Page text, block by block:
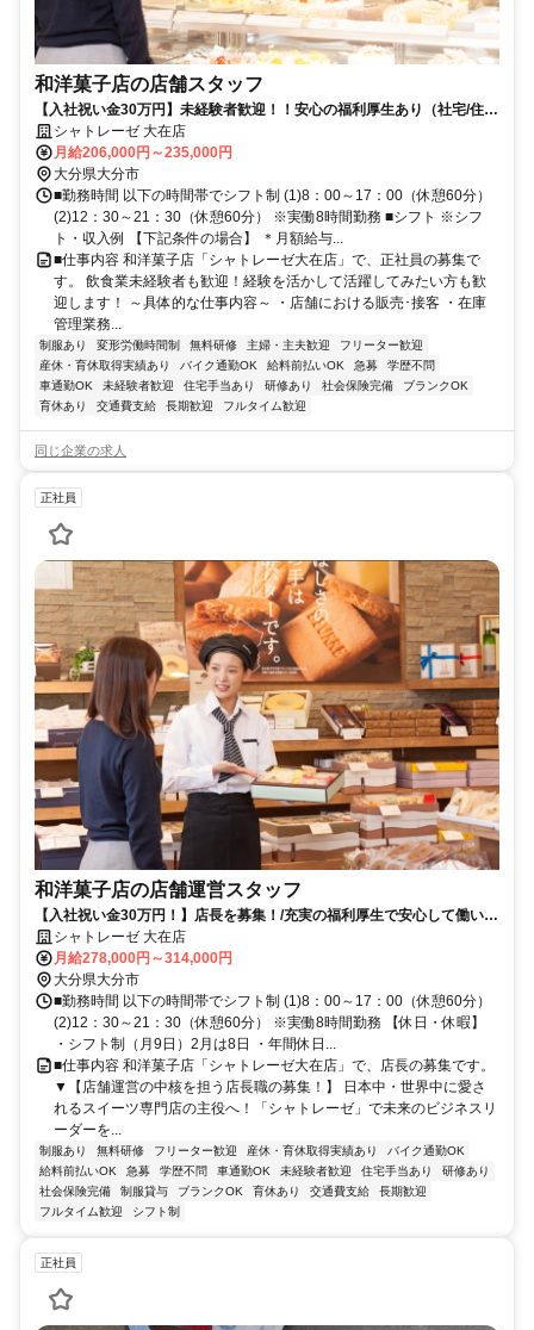
和洋菓子店の店舗スタッフ
【入社祝い金30万円】未経験者歓迎！！安心の福利厚生あり（社宅/住宅
手当/交通費/結婚出産祝い金制度etc…）
シャトレーゼ 大在店
月給206,000円～235,000円
大分県大分市
■勤務時間 以下の時間帯でシフト制 (1)8：00～17：00（休憩60分）
(2)12：30～21：30（休憩60分） ※実働8時間勤務 ■シフト ※シフ
ト・収入例 【下記条件の場合】 ＊月額給与...
■仕事内容 和洋菓子店「シャトレーゼ大在店」で、正社員の募集で
す。 飲食業未経験者も歓迎！経験を活かして活躍してみたい方も歓
迎します！ ～具体的な仕事内容～ ・店舗における販売･接客 ・在庫
管理業務...
制服あり 変形労働時間制 無料研修 主婦・主夫歓迎
フリーター歓迎
産休・育休取得実績あり
バイク通勤OK 給料前払いOK 急募
学歴不問
車通勤OK
未経験者歓迎 住宅手当あり 研修あり 社会保険完備
ブランクOK
育休あり
交通費支給 長期歓迎 フルタイム歓迎
同じ企業の求人
正社員
和洋菓子店の店舗運営スタッフ
【入社祝い金30万円！】店長を募集！/充実の福利厚生で安心して働いて
みませんか？（住宅手当/社宅・結婚・出産祝い金制度あり）
シャトレーゼ 大在店
月給278,000円～314,000円
大分県大分市
■勤務時間 以下の時間帯でシフト制 (1)8：00～17：00（休憩60分）
(2)12：30～21：30（休憩60分） ※実働8時間勤務 【休日・休暇】
・シフト制（月9日）2月は8日 ・年間休日...
■仕事内容 和洋菓子店「シャトレーゼ大在店」で、店長の募集です。
▼【店舗運営の中核を担う店長職の募集！】 日本中・世界中に愛さ
れるスイーツ専門店の主役へ！「シャトレーゼ」で未来のビジネスリ
ーダーを...
制服あり 無料研修 フリーター歓迎 産休・育休取得実績あり
バイク通勤OK
給料前払いOK
急募 学歴不問 車通勤OK 未経験者歓迎 住宅手当あり
研修あり
社会保険完備
制服貸与 ブランクOK 育休あり 交通費支給
長期歓迎
フルタイム歓迎
シフト制
正社員